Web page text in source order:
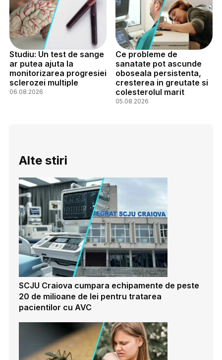
Studiu: Un test de sange
ar putea ajuta la
monitorizarea progresiei
sclerozei multiple
06.08.2026
Ce probleme de
sanatate pot ascunde
oboseala persistenta,
cresterea in greutate si
colesterolul marit
05.08.2026
Alte stiri
SCJU Craiova cumpara echipamente de peste
20 de milioane de lei pentru tratarea
pacientilor cu AVC